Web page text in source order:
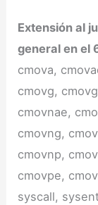
Extensión al
general en el
cmova,
cmovg,
cmovnae,
cmovng,
cmovnp,
cmovpe,
syscall,